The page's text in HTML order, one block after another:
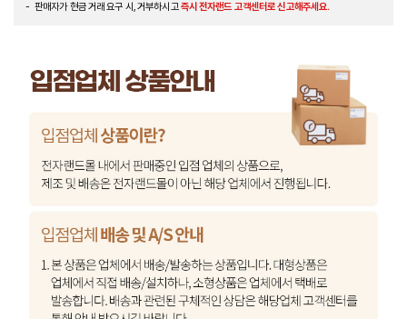
판매자가 현금 거래 요구 시, 거부하시고즉시 전자랜드 고객센터로 신고해주세요.